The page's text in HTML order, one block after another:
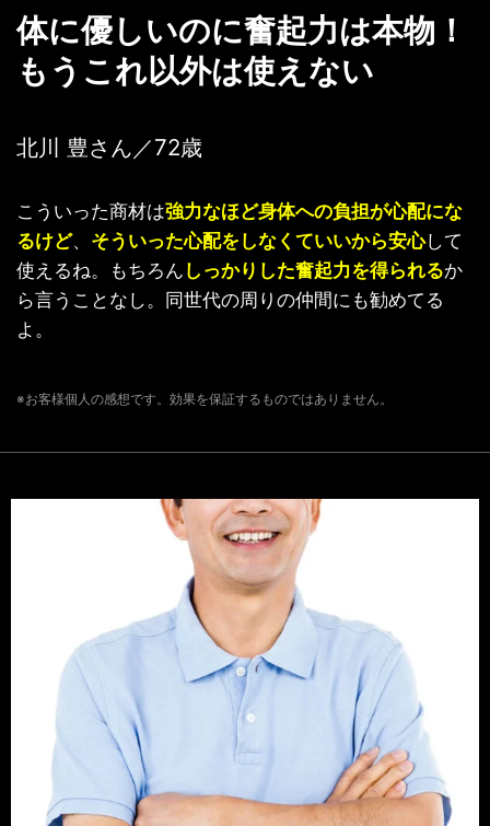
体に優しいのに奮起力は本物！
もうこれ以外は使えない
北川 豊さん／72歳
こういった商材は強力なほど身体への負担が心配にな
るけど、 そういった心配をしなくていいから安心して
使えるね。もちろん しっかりした奮起力を得られるか
ら言うことなし。同世代の周りの仲間にも勧めてる
よ。
※お客様個人の感想です。効果を保証するものではありません。